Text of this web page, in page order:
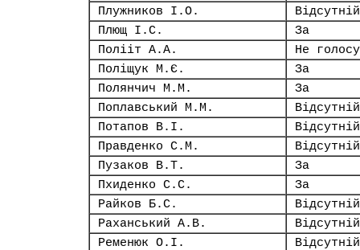
Плужников І.О.
Відсутній
Плющ І.С.
За
Полііт А.А.
Не
Поліщук М.Є.
За
Полянчич М.М.
За
Поплавський М.М.
Відсутній
Потапов В.І.
Відсутній
Правденко С.М.
Відсутній
Пузаков В.Т.
За
Пхиденко С.С.
За
Райков Б.С.
Відсутній
Раханський А.В.
Відсутній
Ременюк О.І.
Відсутній